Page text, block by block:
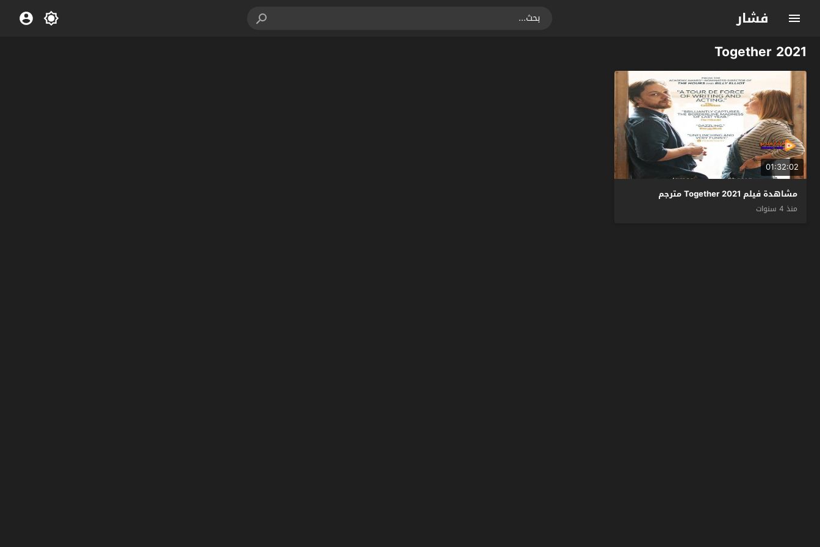
فشار
Together 2021
01:32:02
مشاهدة فيلم Together 2021 مترجم
منذ 4 سنوات